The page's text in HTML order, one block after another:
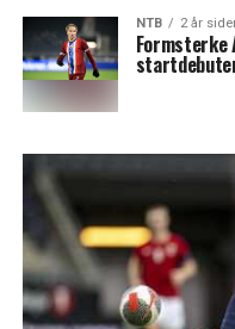
NTB 2 år
Formsterke